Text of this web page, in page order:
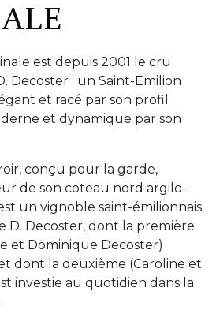
est depuis 2001 le cru
Decoster : un Saint-Emilion
et racé par son profil
et dynamique par son
conçu pour la garde,
de son coteau nord argilo-
un vignoble saint-émilionnais
D. Decoster, dont la première
et Dominique Decoster)
dont la deuxième (Caroline et
investie au quotidien dans la